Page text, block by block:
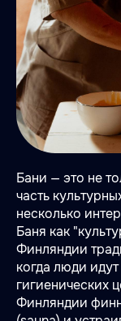
Бани — это не
часть
несколько
Баня как
Финляндии
когда люди
гигиенических
Финляндии